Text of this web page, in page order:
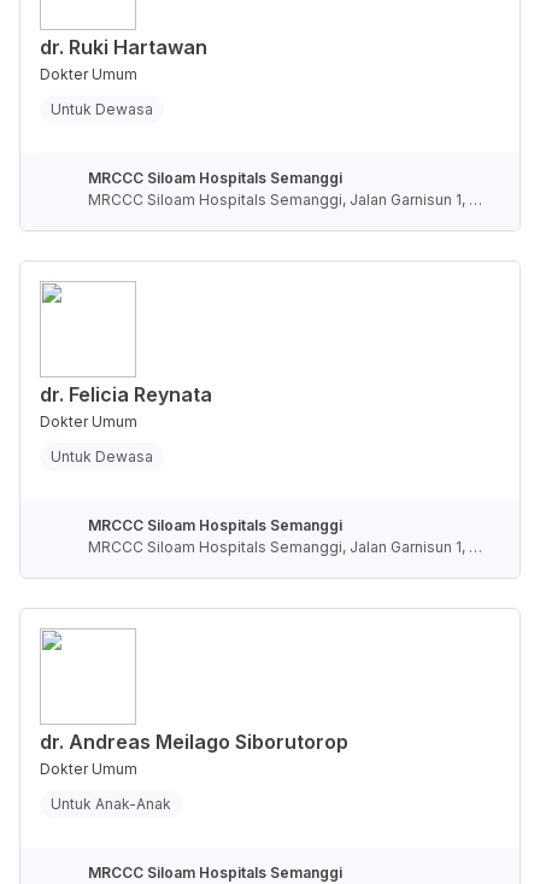
dr. Ruki Hartawan
Dokter Umum
Untuk Dewasa
MRCCC Siloam Hospitals Semanggi
MRCCC Siloam Hospitals Semanggi, Jalan Garnisun 1, R
dr. Felicia Reynata
Dokter Umum
Untuk Dewasa
MRCCC Siloam Hospitals Semanggi
MRCCC Siloam Hospitals Semanggi, Jalan Garnisun 1, R
dr. Andreas Meilago Siborutorop
Dokter Umum
Untuk Anak-Anak
MRCCC Siloam Hospitals Semanggi